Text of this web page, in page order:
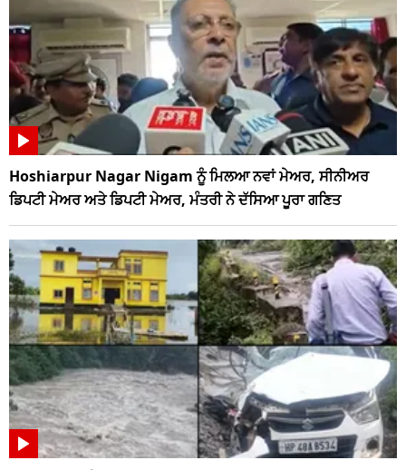
Hoshiarpur Nagar Nigam ਨੂੰ ਮਿਲਆ ਨਵਾਂ ਮੇਅਰ, ਸੀਨੀਅਰ
ਡਿਪਟੀ ਮੇਅਰ ਅਤੇ ਡਿਪਟੀ ਮੇਅਰ, ਮੰਤਰੀ ਨੇ ਦੱਸਿਆ ਪੂਰਾ ਗਣਿਤ